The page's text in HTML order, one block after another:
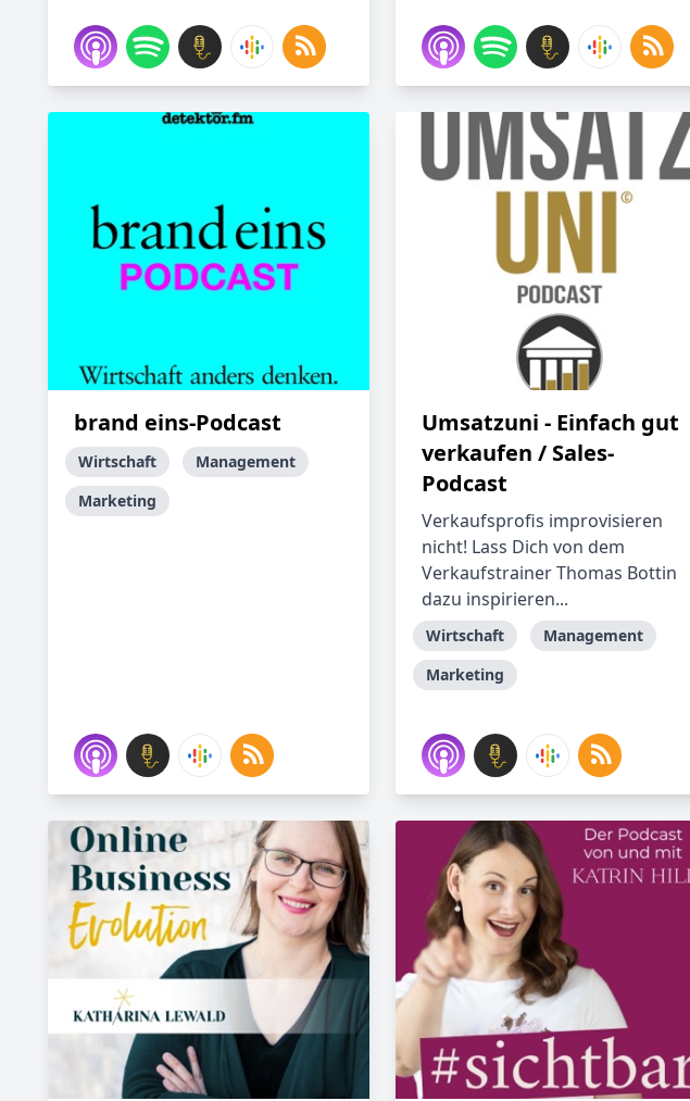
brand eins-Podcast
Wirtschaft
Management
Marketing
Umsatzuni - Einfach gut
verkaufen / Sales-
Podcast
Verkaufsprofis improvisieren
nicht! Lass Dich von dem
Verkaufstrainer Thomas Bottin
dazu inspirieren...
Wirtschaft
Management
Marketing